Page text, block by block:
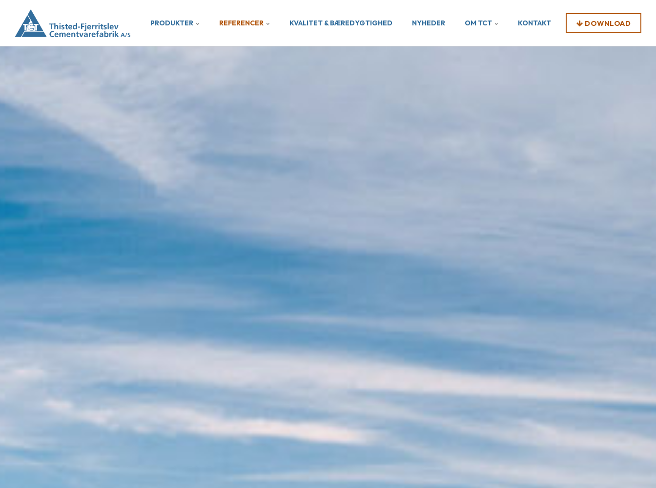
PRODUKTER REFERENCER KVALITET & BÆREDYGTIGHED NYHEDER OM TCT KONTAKT DOWNLOAD